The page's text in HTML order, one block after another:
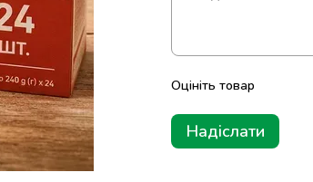
Оцініть товар
Надіслати